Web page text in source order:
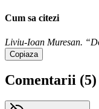
Cum sa citezi
Liviu-Ioan Muresan.
Copiaza
Comentarii (5)